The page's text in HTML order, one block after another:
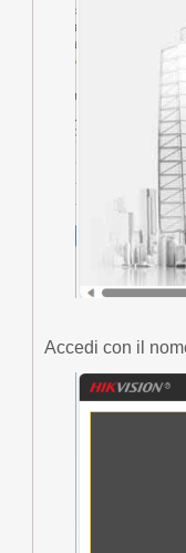
Accedi con il